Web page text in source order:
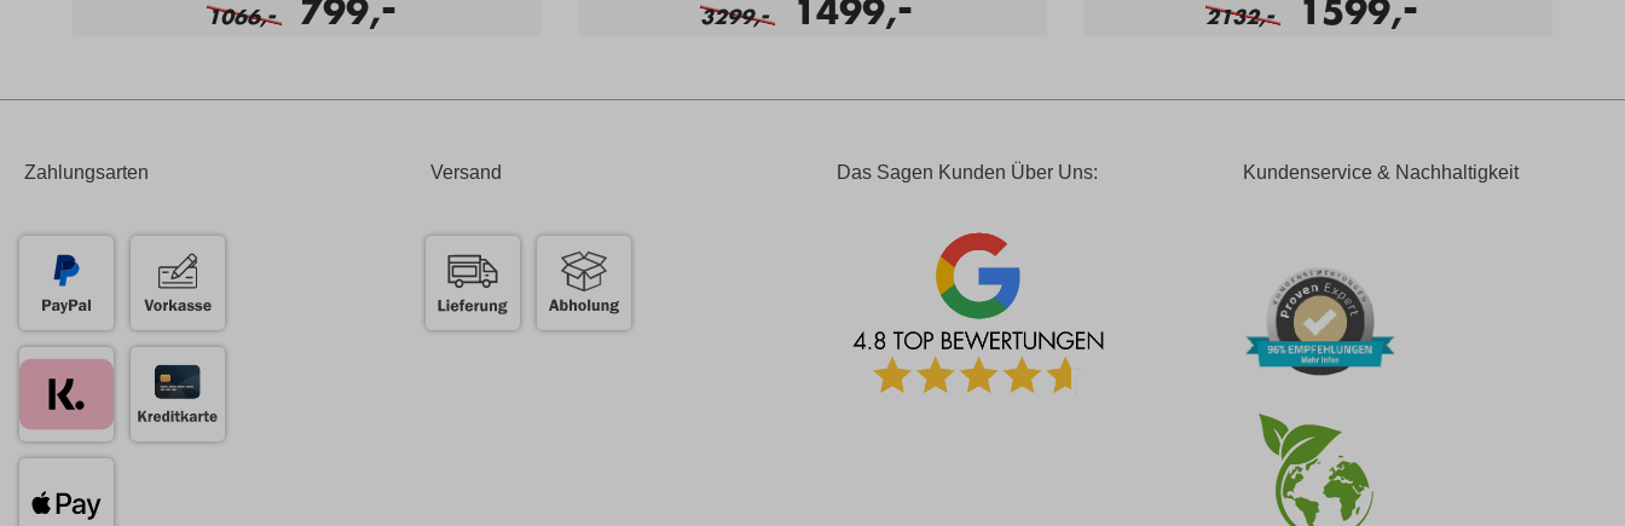
1066,- 799, 3299,- 1499, 2132,- 1599,
Zahlungsarten Versand Das Sagen Kunden Über Uns: Kundenservice & Nachhaltigkeit